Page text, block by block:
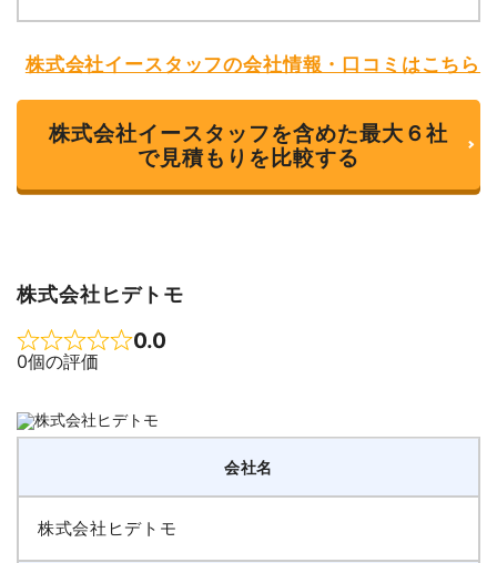
株式会社イースタッフの会社情報・口コミはこちら
株式会社イースタッフを含めた最大６社
で見積もりを比較する
株式会社ヒデトモ
Rated 0 out of 5
0.0
0個の評価
会社名
株式会社ヒデトモ